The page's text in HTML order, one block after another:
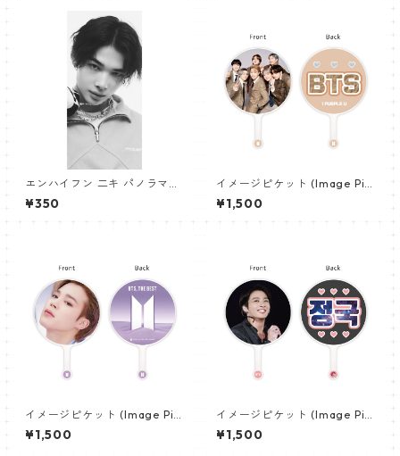
エンハイフン 二キ パノラマポ
スター (ENHYPEN NIKI Poste
r) 700*330mm 【Niki_01】
¥350
イメージピケット (Image Pic
ket) うちわ - 防弾少年団 (BTS
_05)
¥1,500
イメージピケット (Image Pic
ket) うちわ - ジミン(JIMIN-0
6)
¥1,500
イメージピケット (Image Pic
ket) うちわ - ジョングク (JU
NGKOOK_09)
¥1,500